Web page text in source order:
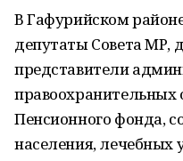
В Гафурийском
депутаты Совета МР,
представители
правоохранительных
Пенсионного фонда,
населения,